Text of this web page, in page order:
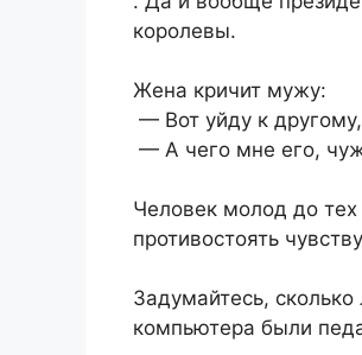
королевы.
Жена кричит мужу:
— Вот уйду к
— А чего мне его,
Человек молод до
противостоять
Задумайтесь,
компьютера были